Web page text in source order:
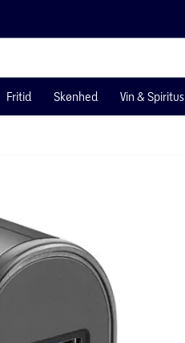
Fritid Skønhed Vin & Spiritus